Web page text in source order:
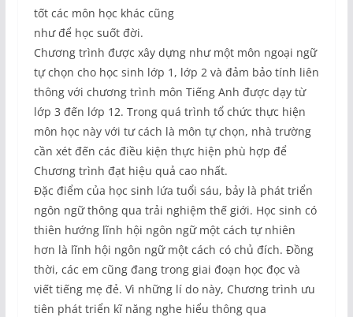
tốt các môn học khác cũng
như để học suốt đời.
Chương trình được xây dựng như một môn ngoại ngữ
tự chọn cho học sinh lớp 1, lớp 2 và đảm bảo tính liên
thông với chương trình môn Tiếng Anh được dạy từ
lớp 3 đến lớp 12. Trong quá trình tổ chức thực hiện
môn học này với tư cách là môn tự chọn, nhà trường
cần xét đến các điều kiện thực hiện phù hợp để
Chương trình đạt hiệu quả cao nhất.
Đặc điểm của học sinh lứa tuổi sáu, bảy là phát triển
ngôn ngữ thông qua trải nghiệm thế giới. Học sinh có
thiên hướng lĩnh hội ngôn ngữ một cách tự nhiên
hơn là lĩnh hội ngôn ngữ một cách có chủ đích. Đồng
thời, các em cũng đang trong giai đoạn học đọc và
viết tiếng mẹ đẻ. Vì những lí do này, Chương trình ưu
tiên phát triển kĩ năng nghe hiểu thông qua